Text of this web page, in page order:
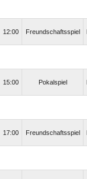
12:00 Freundschaftsspiel
15:00 Pokalspiel
17:00 Freundschaftsspiel